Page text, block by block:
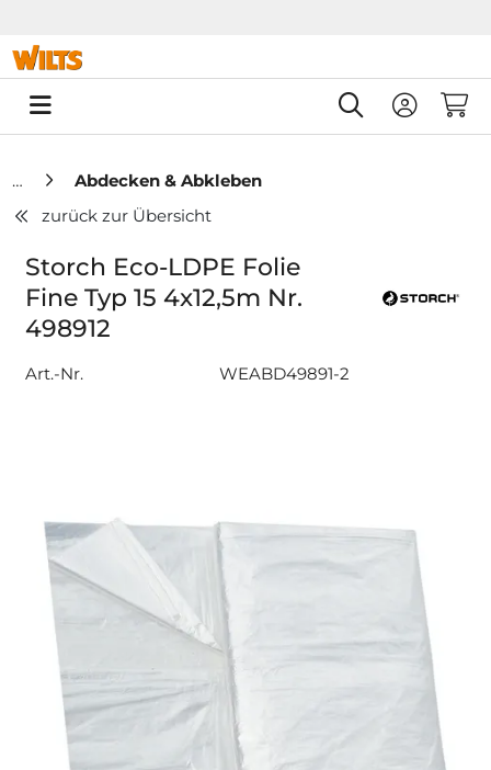
0
Abdecken & Abkleben
zurück zur Übersicht
Storch Eco-LDPE Folie
Fine Typ 15 4x12,5m Nr.
498912
Art.-Nr. WEABD49891-2